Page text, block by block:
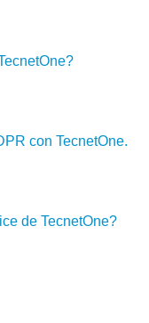
con TecnetOne.
de TecnetOne?